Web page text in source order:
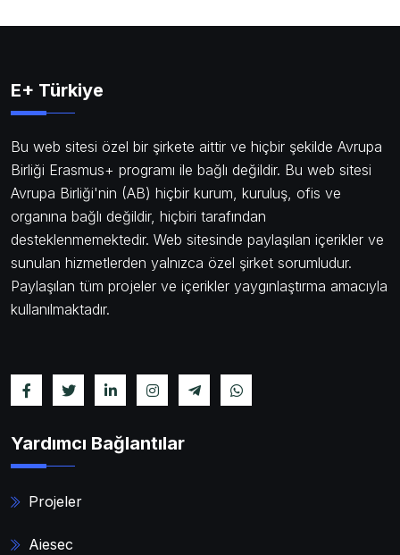
E+ Türkiye
Bu web sitesi özel bir şirkete aittir ve hiçbir şekilde Avrupa
Birliği Erasmus+ programı ile bağlı değildir. Bu web sitesi
Avrupa Birliği'nin (AB) hiçbir kurum, kuruluş, ofis ve
organına bağlı değildir, hiçbiri tarafından
desteklenmemektedir. Web sitesinde paylaşılan içerikler ve
sunulan hizmetlerden yalnızca özel şirket sorumludur.
Paylaşılan tüm projeler ve içerikler yaygınlaştırma amacıyla
kullanılmaktadır.
Yardımcı Bağlantılar
Projeler
Aiesec